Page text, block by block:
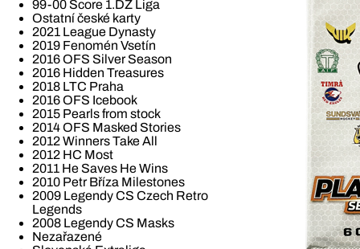
99-00 Score 1.DZ Liga
Ostatní české karty
2021 League Dynasty
2019 Fenomén Vsetín
2016 OFS Silver Season
2016 Hidden Treasures
2018 LTC Praha
2016 OFS Icebook
2015 Pearls from stock
2014 OFS Masked Stories
2012 Winners Take All
2012 HC Most
2011 He Saves He Wins
2010 Petr Bříza Milestones
2009 Legendy CS Czech Retro
Legends
2008 Legendy CS Masks
Nezařazené